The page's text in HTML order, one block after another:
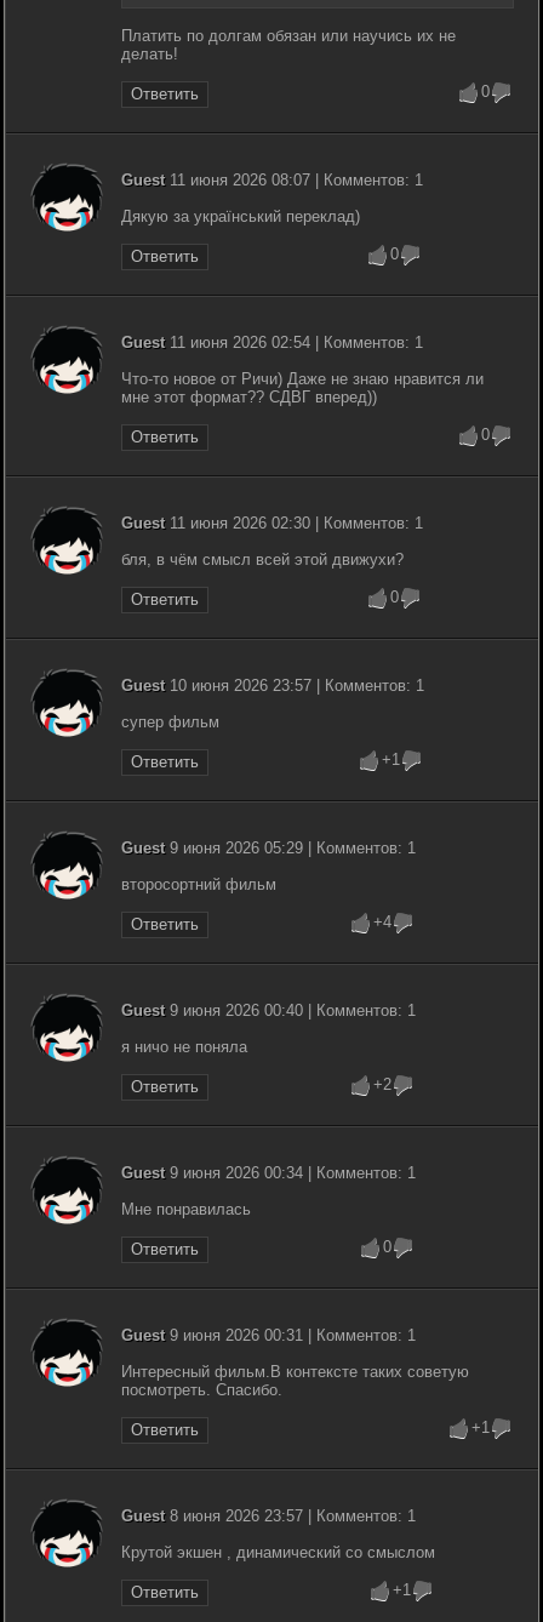
Платить по долгам обязан или научись их не
делать!
Ответить 0
Guest11 июня 2026 08:07 | Комментов: 1
Дякую за український переклад)
Ответить 0
Guest11 июня 2026 02:54 | Комментов: 1
Что-то новое от Ричи) Даже не знаю нравится ли
мне этот формат?? СДВГ вперед))
Ответить 0
Guest11 июня 2026 02:30 | Комментов: 1
бля, в чём смысл всей этой движухи?
Ответить 0
Guest10 июня 2026 23:57 | Комментов: 1
супер фильм
Ответить +1
Guest9 июня 2026 05:29 | Комментов: 1
второсортний фильм
Ответить +4
Guest9 июня 2026 00:40 | Комментов: 1
я ничо не поняла
Ответить +2
Guest9 июня 2026 00:34 | Комментов: 1
Мне понравилась
Ответить 0
Guest9 июня 2026 00:31 | Комментов: 1
Интересный фильм.В контексте таких советую
посмотреть. Спасибо.
Ответить +1
Guest8 июня 2026 23:57 | Комментов: 1
Крутой экшен , динамический со смыслом
Ответить +1